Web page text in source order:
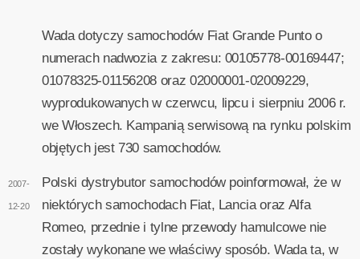
Wada dotyczy samochodów Fiat Grande Punto o
numerach nadwozia z zakresu: 00105778-00169447;
01078325-01156208 oraz 02000001-02009229,
wyprodukowanych w czerwcu, lipcu i sierpniu 2006 r.
we Włoszech. Kampanią serwisową na rynku polskim
objętych jest 730 samochodów.
2007-
12-20
Polski dystrybutor samochodów poinformował, że w
niektórych samochodach Fiat, Lancia oraz Alfa
Romeo, przednie i tylne przewody hamulcowe nie
zostały wykonane we właściwy sposób. Wada ta, w